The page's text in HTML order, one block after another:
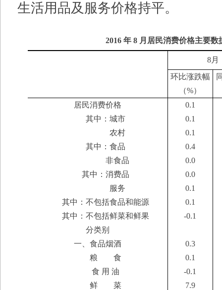
生活用品及服务价格持平。
2016 年 8 月居民消费价格主要数
8月
环比涨跌幅
（%）
居民消费价格
0.1
其中：城市
0.1
农村
0.1
其中：食品
0.4
非食品
0.0
其中：消费品
0.0
服务
0.1
其中：不包括食品和能源
0.1
其中：不包括鲜菜和鲜果
-0.1
分类别
一、食品烟酒
0.3
粮 食
0.1
食 用 油
-0.1
鲜 菜
7.9